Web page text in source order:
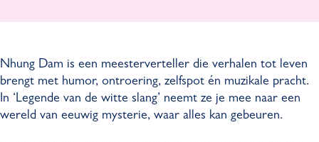
L
e
g
e
m
-
L
e
e
g
e
n
a
m
-
L
Nhung Dam is een meesterverteller die verhalen tot leven
brengt met humor, ontroering, zelfspot én muzikale pracht.
In ‘Legende van de witte slang’ neemt ze je mee naar een
wereld van eeuwig mysterie, waar alles kan gebeuren.